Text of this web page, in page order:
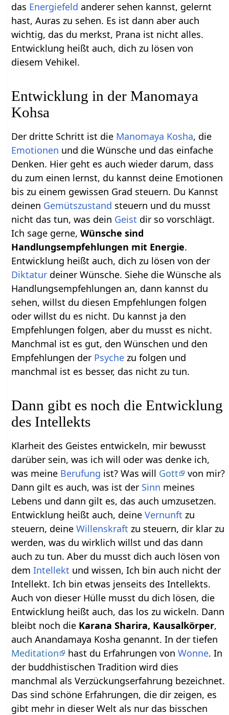
das Energiefeld anderer sehen kannst, gelernt
hast, Auras zu sehen. Es ist dann aber auch
wichtig, das du merkst, Prana ist nicht alles.
Entwicklung heißt auch, dich zu lösen von
diesem Vehikel.
Entwicklung in der Manomaya
Kohsa
Der dritte Schritt ist die Manomaya Kosha, die
Emotionen und die Wünsche und das einfache
Denken. Hier geht es auch wieder darum, dass
du zum einen lernst, du kannst deine Emotionen
bis zu einem gewissen Grad steuern. Du Kannst
deinen Gemütszustand steuern und du musst
nicht das tun, was dein Geist dir so vorschlägt.
Ich sage gerne,Wünsche sind
Handlungsempfehlungen mit Energie.
Entwicklung heißt auch, dich zu lösen von der
Diktatur deiner Wünsche. Siehe die Wünsche als
Handlungsempfehlungen an, dann kannst du
sehen, willst du diesen Empfehlungen folgen
oder willst du es nicht. Du kannst ja den
Empfehlungen folgen, aber du musst es nicht.
Manchmal ist es gut, den Wünschen und den
Empfehlungen der Psyche zu folgen und
manchmal ist es besser, das nicht zu tun.
Dann gibt es noch die Entwicklung
des Intellekts
Klarheit des Geistes entwickeln, mir bewusst
darüber sein, was ich will oder was denke ich,
was meine Berufung ist? Was will Gott
von mir?
Dann gilt es auch, was ist der Sinn meines
Lebens und dann gilt es, das auch umzusetzen.
Entwicklung heißt auch, deineVernunft zu
steuern, deineWillenskraft zu steuern, dir klar zu
werden, was du wirklich willst und das dann
auch zu tun. Aber du musst dich auch lösen von
demIntellekt und wissen, Ich bin auch nicht der
Intellekt. Ich bin etwas jenseits des Intellekts.
Auch von dieser Hülle musst du dich lösen, die
Entwicklung heißt auch, das los zu wickeln. Dann
bleibt noch die Karana Sharira, Kausalkörper,
auch Anandamaya Kosha genannt. In der tiefen
Meditation
hast du Erfahrungen vonWonne. In
der buddhistischen Tradition wird dies
manchmal als Verzückungserfahrung bezeichnet.
Das sind schöne Erfahrungen, die dir zeigen, es
gibt mehr in dieser Welt als nur das bisschen